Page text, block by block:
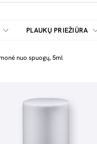
PLAUKŲ PRIEŽIŪRA
nuo spuogų, 5ml